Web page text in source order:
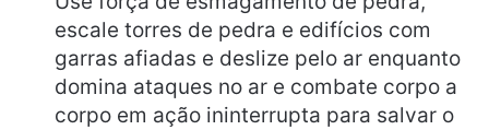
escale torres de pedra e edifícios com
garras afiadas e deslize pelo ar enquanto
domina ataques no ar e combate corpo a
corpo em ação ininterrupta para salvar o